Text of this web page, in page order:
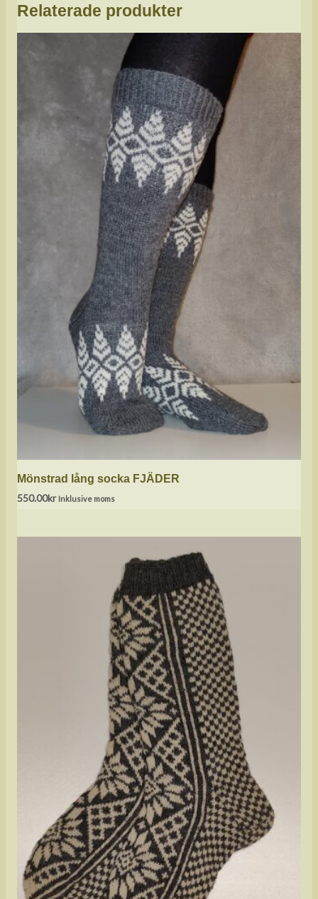
Relaterade produkter
Mönstrad lång socka FJÄDER
550.00kr Inklusive moms